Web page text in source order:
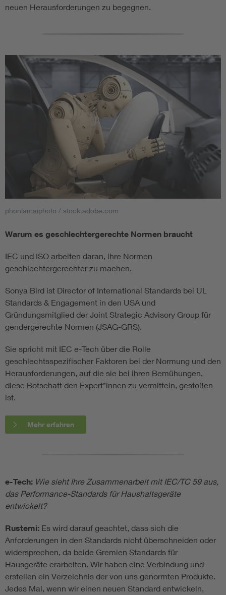
neuen Herausforderungen zu begegnen.
phonlamaiphoto / stock.adobe.com
Warum es geschlechtergerechte Normen braucht
IEC und ISO arbeiten daran, ihre Normen
geschlechtergerechter zu machen.
Sonya Bird ist Director of International Standards bei UL
Standards & Engagement in den USA und
Gründungsmitglied der Joint Strategic Advisory Group für
gendergerechte Normen (JSAG-GRS).
Sie spricht mit IEC e-Tech über die Rolle
geschlechtsspezifischer Faktoren bei der Normung und den
Herausforderungen, auf die sie bei ihren Bemühungen,
diese Botschaft den Expert*innen zu vermitteln, gestoßen
ist.
Mehr erfahren
e-Tech: Wie sieht Ihre Zusammenarbeit mit IEC/TC 59 aus,
das Performance-Standards für Haushaltsgeräte
entwickelt?
Rustemi: Es wird darauf geachtet, dass sich die
Anforderungen in den Standards nicht überschneiden oder
widersprechen, da beide Gremien Standards für
Hausgeräte erarbeiten. Wir haben eine Verbindung und
erstellen ein Verzeichnis der von uns genormten Produkte.
Jedes Mal, wenn wir einen neuen Standard entwickeln,